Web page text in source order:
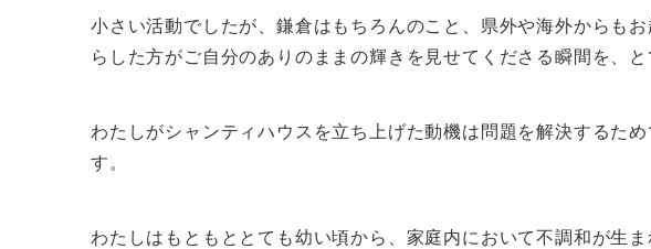
小さい活動でしたが、鎌倉はもちろんのこと、県外や海外からも
らした方がご自分のありのままの輝きを見せてくださる瞬間を、
わたしがシャンティハウスを立ち上げた動機は問題を解決するた
す。
わたしはもともととても幼い頃から、家庭内において不調和が生